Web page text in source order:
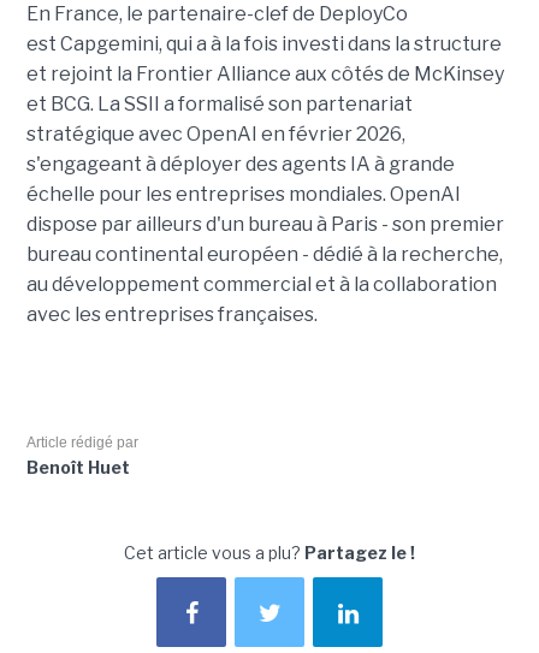
En France, le partenaire-clef de DeployCo
est Capgemini, qui a à la fois investi dans la structure
et rejoint la Frontier Alliance aux côtés de McKinsey
et BCG. La SSII a formalisé son partenariat
stratégique avec OpenAI en février 2026,
s'engageant à déployer des agents IA à grande
échelle pour les entreprises mondiales. OpenAI
dispose par ailleurs d'un bureau à Paris - son premier
bureau continental européen - dédié à la recherche,
au développement commercial et à la collaboration
avec les entreprises françaises.
Article rédigé par
Benoît Huet
Cet article vous a plu? Partagez le !